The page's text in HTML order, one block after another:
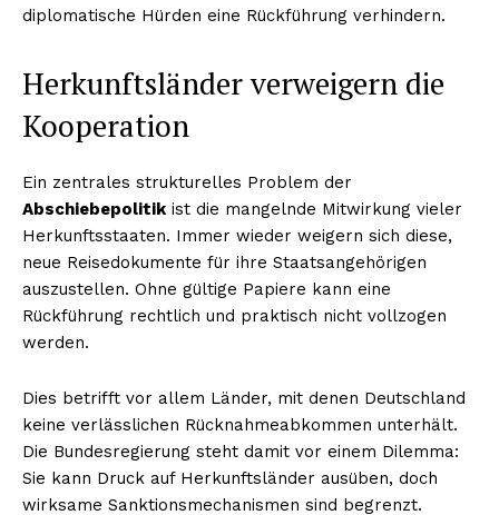
diplomatische Hürden eine Rückführung verhindern.
Herkunftsländer verweigern die
Kooperation
Ein zentrales strukturelles Problem der
Abschiebepolitikist die mangelnde Mitwirkung vieler
Herkunftsstaaten. Immer wieder weigern sich diese,
neue Reisedokumente für ihre Staatsangehörigen
auszustellen. Ohne gültige Papiere kann eine
Rückführung rechtlich und praktisch nicht vollzogen
werden.
Dies betrifft vor allem Länder, mit denen Deutschland
keine verlässlichen Rücknahmeabkommen unterhält.
Die Bundesregierung steht damit vor einem Dilemma:
Sie kann Druck auf Herkunftsländer ausüben, doch
wirksame Sanktionsmechanismen sind begrenzt.